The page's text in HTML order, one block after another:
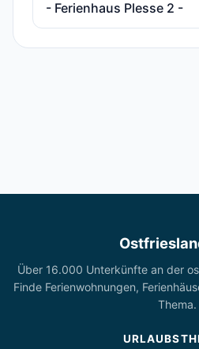
- Ferienhaus Plesse 2 -
Über 16.000 Unterkünfte an der
Finde Ferienwohnungen,
Thema.